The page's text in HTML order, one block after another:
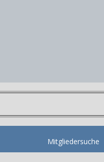
Mitgliedersuche